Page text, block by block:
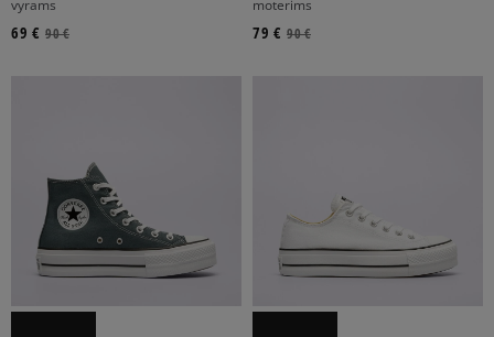
vyrams
90 €
69 €
moterims
90 €
79 €